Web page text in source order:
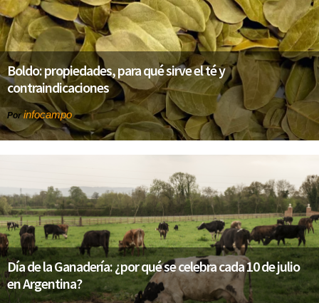
Boldo: propiedades, para qué sirve el té y
contraindicaciones
Porinfocampo
Día de la Ganadería: ¿por qué se celebra cada 10 de julio
en Argentina?